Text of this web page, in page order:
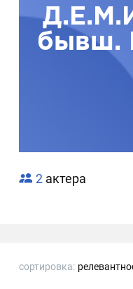
бывш.
2 актера
сортировка: